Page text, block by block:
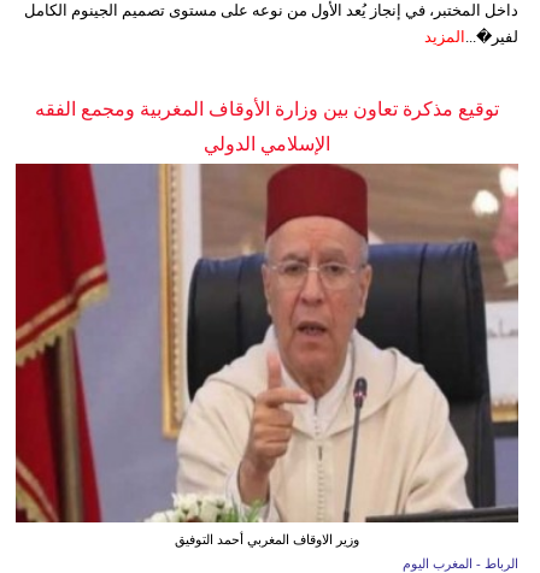
داخل المختبر، في إنجاز يُعد الأول من نوعه على مستوى تصميم الجينوم الكامل
لفير�... المزيد
توقيع مذكرة تعاون بين وزارة الأوقاف المغربية ومجمع الفقه
الإسلامي الدولي
وزير الاوقاف المغربي أحمد التوفيق
الرباط - المغرب اليوم